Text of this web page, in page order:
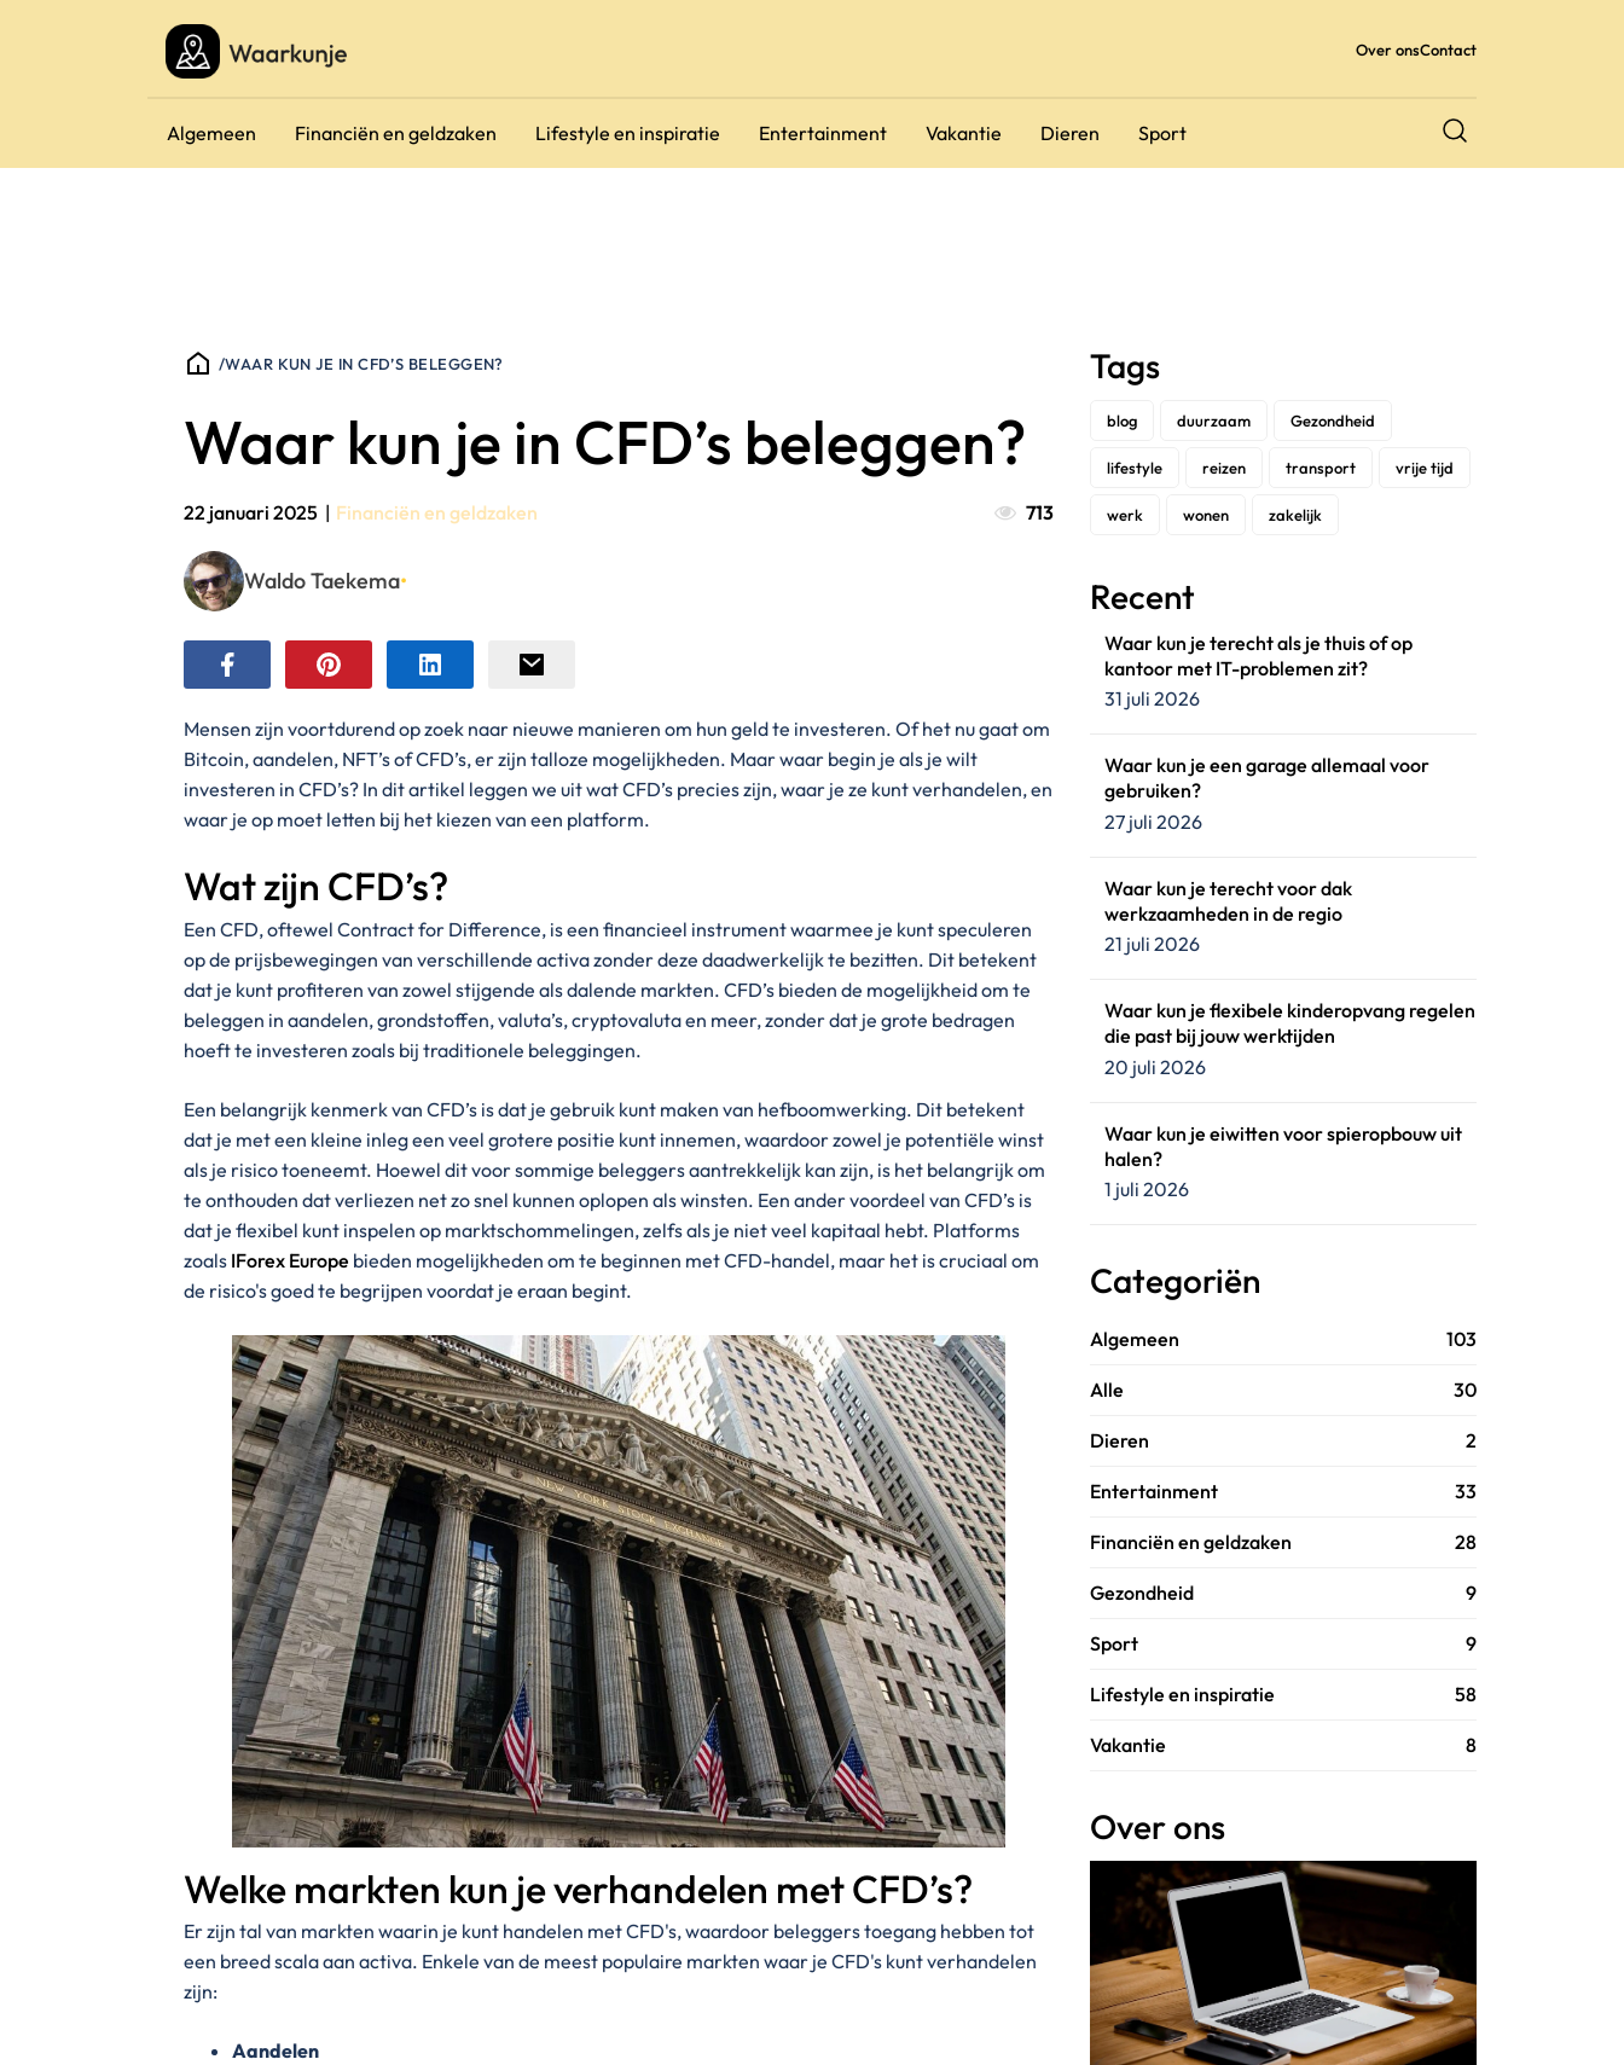
Over onsContact
Algemeen Financiën en geldzaken Lifestyle en inspiratie Entertainment Vakantie Dieren Sport
/WAAR KUN JE IN CFD’S BELEGGEN?
Waar kun je in CFD’s beleggen?
22 januari 2025 | Financiën en geldzaken 713
Waldo Taekema•
Mensen zijn voortdurend op zoek naar nieuwe manieren om hun geld te investeren. Of het nu gaat om
Bitcoin, aandelen, NFT’s of CFD’s, er zijn talloze mogelijkheden. Maar waar begin je als je wilt
investeren in CFD’s? In dit artikel leggen we uit wat CFD’s precies zijn, waar je ze kunt verhandelen, en
waar je op moet letten bij het kiezen van een platform.
Wat zijn CFD’s?
Een CFD, oftewel Contract for Difference, is een financieel instrument waarmee je kunt speculeren
op de prijsbewegingen van verschillende activa zonder deze daadwerkelijk te bezitten. Dit betekent
dat je kunt profiteren van zowel stijgende als dalende markten. CFD’s bieden de mogelijkheid om te
beleggen in aandelen, grondstoffen, valuta’s, cryptovaluta en meer, zonder dat je grote bedragen
hoeft te investeren zoals bij traditionele beleggingen.
Een belangrijk kenmerk van CFD’s is dat je gebruik kunt maken van hefboomwerking. Dit betekent
dat je met een kleine inleg een veel grotere positie kunt innemen, waardoor zowel je potentiële winst
als je risico toeneemt. Hoewel dit voor sommige beleggers aantrekkelijk kan zijn, is het belangrijk om
te onthouden dat verliezen net zo snel kunnen oplopen als winsten. Een ander voordeel van CFD’s is
dat je flexibel kunt inspelen op marktschommelingen, zelfs als je niet veel kapitaal hebt. Platforms
zoals IForex Europe bieden mogelijkheden om te beginnen met CFD-handel, maar het is cruciaal om
de risico's goed te begrijpen voordat je eraan begint.
Welke markten kun je verhandelen met CFD’s?
Er zijn tal van markten waarin je kunt handelen met CFD's, waardoor beleggers toegang hebben tot
een breed scala aan activa. Enkele van de meest populaire markten waar je CFD's kunt verhandelen
zijn:
Aandelen
Tags
blog duurzaam Gezondheid
lifestyle reizen transport vrije tijd
werk wonen zakelijk
Recent
Waar kun je terecht als je thuis of op
kantoor met IT-problemen zit?
31 juli 2026
Waar kun je een garage allemaal voor
gebruiken?
27 juli 2026
Waar kun je terecht voor dak
werkzaamheden in de regio
21 juli 2026
Waar kun je flexibele kinderopvang regelen
die past bij jouw werktijden
20 juli 2026
Waar kun je eiwitten voor spieropbouw uit
halen?
1 juli 2026
Categoriën
Algemeen 103
Alle 30
Dieren 2
Entertainment 33
Financiën en geldzaken 28
Gezondheid 9
Sport 9
Lifestyle en inspiratie 58
Vakantie 8
Over ons